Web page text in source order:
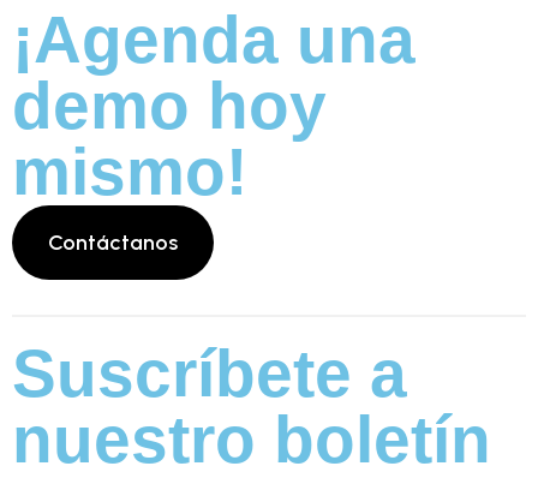
¡Agenda una
demo hoy
mismo!
Suscríbete a
nuestro boletín